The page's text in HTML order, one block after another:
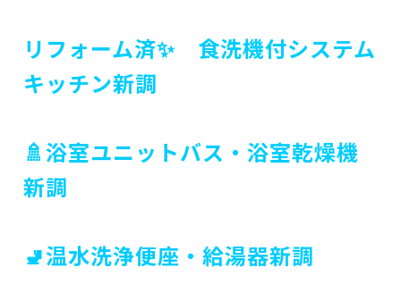
リフォーム済✨ 食洗機付システム
キッチン新調
🚿浴室ユニットバス・浴室乾燥機
新調
🚽温水洗浄便座・給湯器新調